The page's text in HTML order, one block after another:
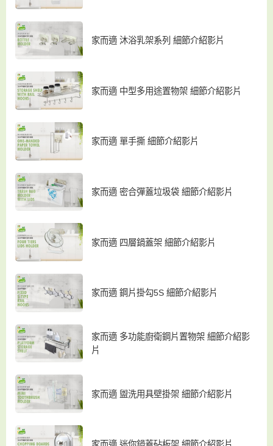
家而適 沐浴乳架系列 細節介紹影片
家而適 中型多用途置物架 細節介紹影片
家而適 單手撕 細節介紹影片
家而適 密合彈蓋垃圾袋 細節介紹影片
家而適 四層鍋蓋架 細節介紹影片
家而適 鋼片掛勾5S 細節介紹影片
家而適 多功能廚衛鋼片置物架 細節介紹影
片
家而適 盥洗用具壁掛架 細節介紹影片